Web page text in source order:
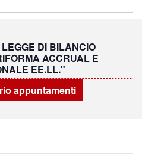
DI BILANCIO
ACCRUAL E
EE.LL."
appuntamenti